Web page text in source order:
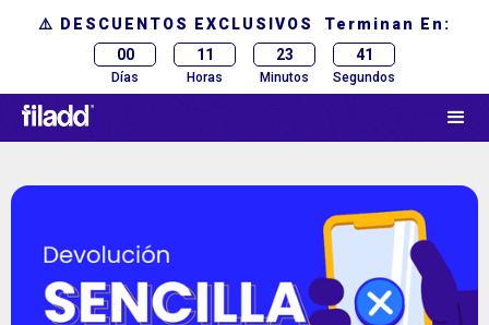
⚠️ DESCUENTOS EXCLUSIVOS Terminan En:
00
Días
11
Horas
23
Minutos
41
Segundos